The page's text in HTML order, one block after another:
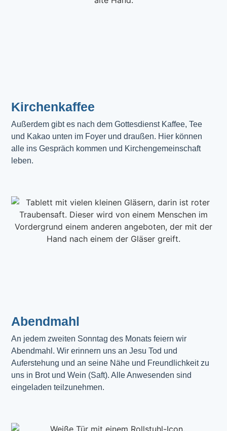
Kirchenkaffee
Außerdem gibt es nach dem Gottesdienst Kaffee, Tee
und Kakao unten im Foyer und draußen. Hier können
alle ins Gespräch kommen und Kirchengemeinschaft
leben.
Abendmahl​
An jedem zweiten Sonntag des Monats feiern wir
Abendmahl. Wir erinnern uns an Jesu Tod und
Auferstehung und an seine Nähe und Freundlichkeit zu
uns in Brot und Wein (Saft). Alle Anwesenden sind
eingeladen teilzunehmen.